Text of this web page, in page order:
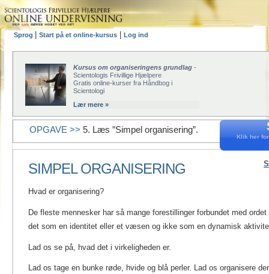
Sprog Start på et online-kursus Log ind
Kursus om organiseringens grundlag -
Scientologis Frivillige Hjælpere
Gratis online-kurser fra Håndbog i
Scientologi
Lær mere »
Klik her
OPGAVE >> 5. Læs ”Simpel organisering”.
SIMPEL ORGANISERING
Hvad er organisering?
De fleste mennesker har så mange forestillinger forbundet med
det som en identitet eller et væsen og ikke som en dynamisk
Lad os se på, hvad det i virkeligheden er.
Lad os tage en bunke røde, hvide og blå perler. Lad os organisere